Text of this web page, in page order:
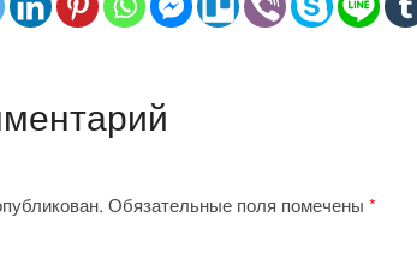
Обязательные поля помечены *